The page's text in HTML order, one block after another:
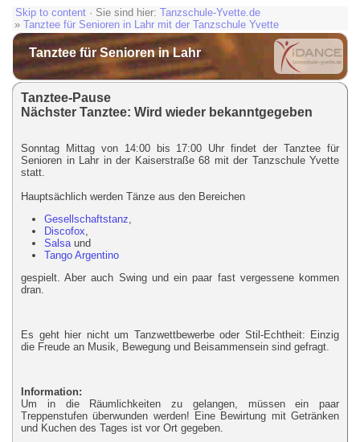
Skip to content · Sie sind hier: Tanzschule-Yvette.de
» Tanztee für Senioren in Lahr mit der Tanzschule Yvette
Tanztee für Senioren in Lahr
Tanztee-Pause
Nächster Tanztee: Wird wieder bekanntgegeben
Sonntag Mittag von 14:00 bis 17:00 Uhr findet der Tanztee für
Senioren in Lahr in der Kaiserstraße 68 mit der Tanzschule Yvette
statt.
Hauptsächlich werden Tänze aus den Bereichen
Gesellschaftstanz,
Discofox,
Salsaund
Tango Argentino
gespielt. Aber auch Swing und ein paar fast vergessene kommen
dran.
Es geht hier nicht um Tanzwettbewerbe oder Stil-Echtheit: Einzig
die Freude an Musik, Bewegung und Beisammensein sind gefragt.
Information:
Um in die Räumlichkeiten zu gelangen, müssen ein paar
Treppenstufen überwunden werden! Eine Bewirtung mit Getränken
und Kuchen des Tages ist vor Ort gegeben.